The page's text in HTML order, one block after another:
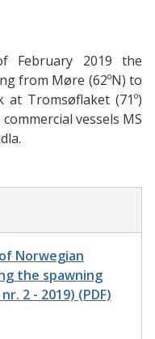
February 2019 the
from Møre (62ºN) to
Tromsøflaket (71º)
vessels MS
Norwegian
the spawning
2 - 2019) (PDF)